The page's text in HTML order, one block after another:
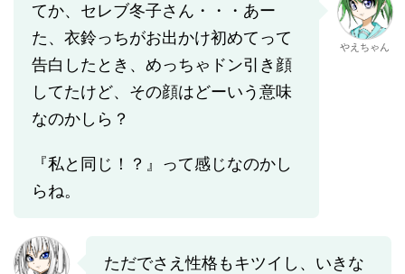
てか、セレブ冬子さん・・・あー
た、衣鈴っちがお出かけ初めてって
告白したとき、めっちゃドン引き顔
してたけど、その顔はどーいう意味
なのかしら？
『私と同じ！？』って感じなのかし
らね。
やえちゃん
ただでさえ性格もキツイし、いきな